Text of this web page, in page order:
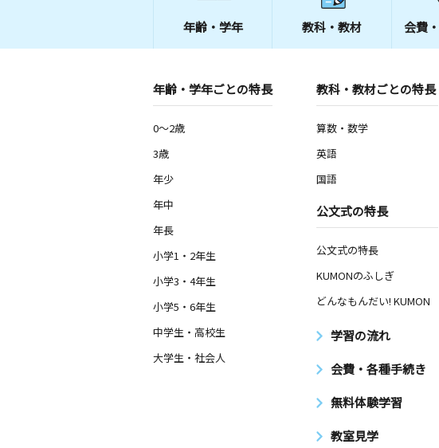
年齢・学年 教科・教材 会費・
年齢・学年ごとの特長
0～2歳
3歳
年少
年中
年長
小学1・2年生
小学3・4年生
小学5・6年生
中学生・高校生
大学生・社会人
教科・教材ごとの特長
算数・数学
英語
国語
公文式の特長
公文式の特長
KUMONのふしぎ
どんなもんだい! KUMON
学習の流れ
会費・各種手続き
無料体験学習
教室見学